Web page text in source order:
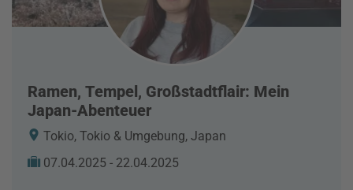
Ramen, Tempel, Großstadtflair: Mein
Japan-Abenteuer
Tokio, Tokio & Umgebung, Japan
07.04.2025 - 22.04.2025